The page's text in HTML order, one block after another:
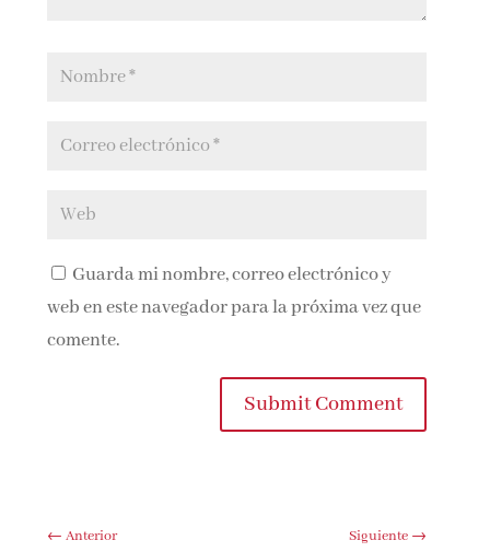
Guarda mi nombre, correo electrónico y
web en este navegador para la próxima vez que
comente.
Submit Comment
←Anterior Siguiente→